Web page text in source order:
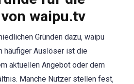
waipu.tv
Gründen dazu, waipu
häufiger Auslöser ist die
aktuellen Angebot oder dem
Manche Nutzer stellen fest,